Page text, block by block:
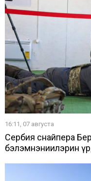
16:11, 07 августа
Сербия снайпера
бэлэмнэниилэрин